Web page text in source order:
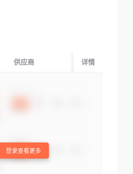
供应商 起运国/地区
详情
登录查看更多